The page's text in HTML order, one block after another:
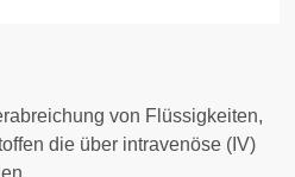
von Flüssigkeiten,
die über intravenöse (IV)